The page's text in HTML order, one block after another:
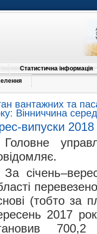
Статистична інформація
вантажних та
Вінниччина серед
випуски 2018
Головне
За
(тобто за
2017
700,2